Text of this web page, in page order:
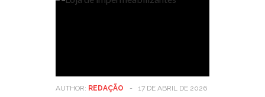
AUTHOR: REDAÇÃO - 17 DE ABRIL DE 2026